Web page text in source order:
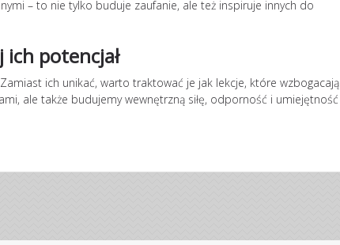
– to nie tylko buduje zaufanie, ale też inspiruje innych do
potencjał
ich unikać, warto traktować je jak lekcje, które wzbogacają
ale także budujemy wewnętrzną siłę, odporność i umiejętność